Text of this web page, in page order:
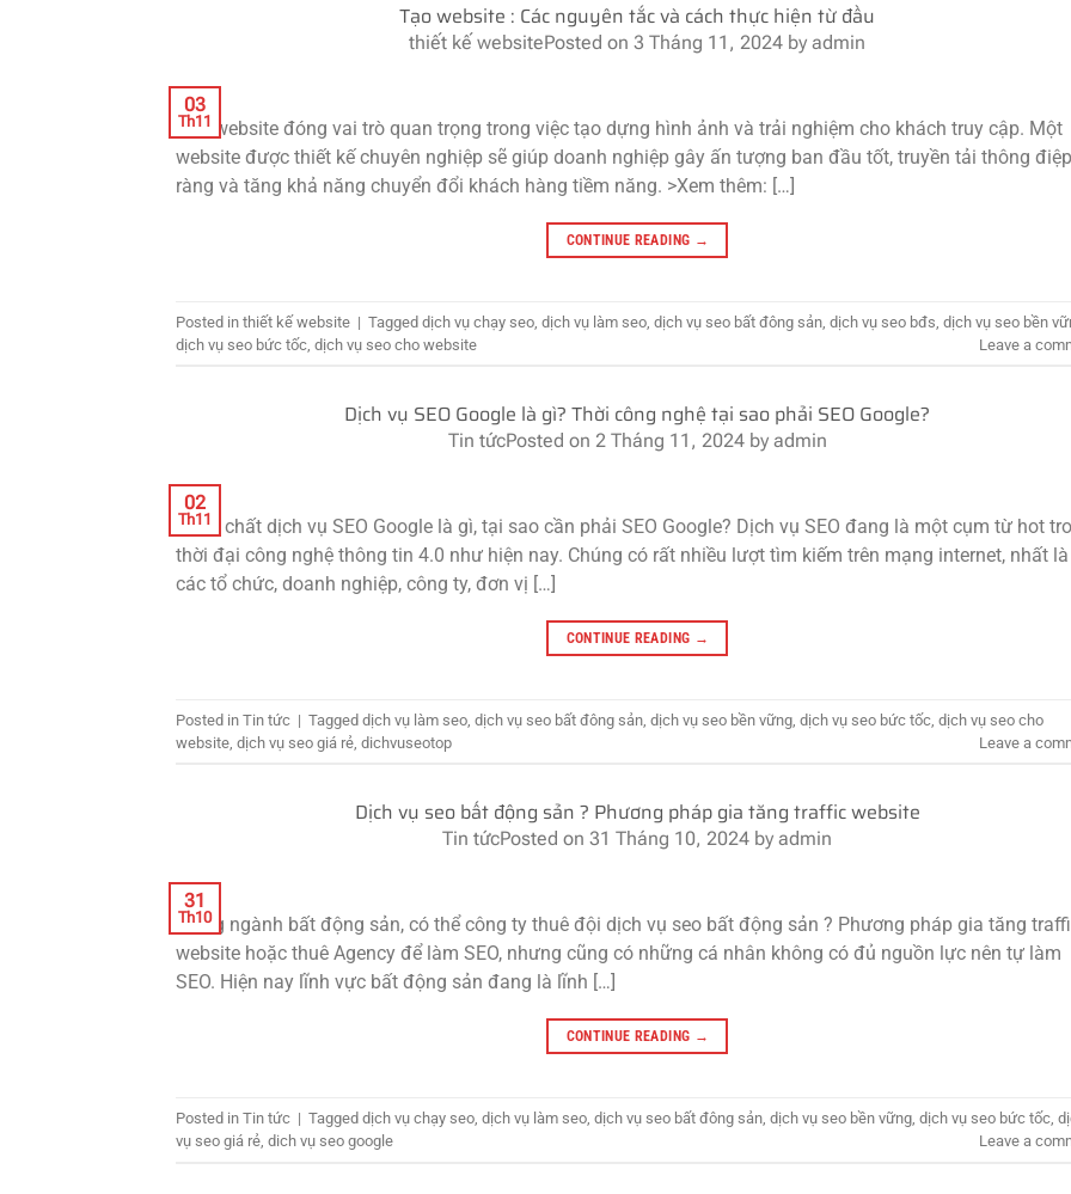
Tạo website : Các nguyên tắc và cách thực hiện từ đầu
thiết kế websitePosted on3 Tháng 11, 2024 byadmin
03
Th11
Tạo website đóng vai trò quan trọng trong việc tạo dựng hình ảnh và trải nghiệm cho khách truy cập. Một
website được thiết kế chuyên nghiệp sẽ giúp doanh nghiệp gây ấn tượng ban đầu tốt, truyền tải thông
ràng và tăng khả năng chuyển đổi khách hàng tiềm năng. >Xem thêm: […]
CONTINUE READING →
Posted in thiết kế website | Tagged dịch vụ chạy seo dịch vụ làm seo dịch vụ seo bất đông sản dịch vụ seo bđs dịch vụ seo bền
dịch vụ seo bức tốc dịch vụ seo cho website Leave a
Dịch vụ SEO Google là gì? Thời công nghệ tại sao phải SEO Google?
Tin tứcPosted on 2 Tháng 11, 2024by admin
02
Th11
Thực chất dịch vụ SEO Google là gì, tại sao cần phải SEO Google? Dịch vụ SEO đang là một cụm từ hot
thời đại công nghệ thông tin 4.0 như hiện nay. Chúng có rất nhiều lượt tìm kiếm trên mạng internet, nhất là
các tổ chức, doanh nghiệp, công ty, đơn vị […]
CONTINUE READING →
Posted in Tin tức | Tagged dịch vụ làm seo dịch vụ seo bất đông sản dịch vụ seo bền vững dịch vụ seo bức tốc dịch vụ seo cho
website dịch vụ seo giá rẻ dichvuseotop Leave a
Dịch vụ seo bất động sản ? Phương pháp gia tăng traffic website
Tin tứcPosted on31 Tháng 10, 2024 byadmin
31
Th10
Trong ngành bất động sản, có thể công ty thuê đội dịch vụ seo bất động sản ? Phương pháp gia tăng
website hoặc thuê Agency để làm SEO, nhưng cũng có những cá nhân không có đủ nguồn lực nên tự làm
SEO. Hiện nay lĩnh vực bất động sản đang là lĩnh […]
CONTINUE READING →
Posted in Tin tức | Tagged dịch vụ chạy seo dịch vụ làm seo dịch vụ seo bất đông sản dịch vụ seo bền vững dịch vụ seo bức tốc
vụ seo giá rẻ dich vụ seo google Leave a